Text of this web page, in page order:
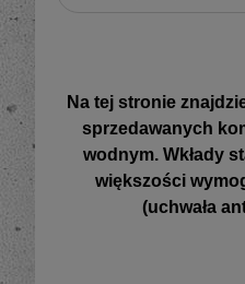
Na tej stronie
sprzedawanych
wodnym. Wkłady
większości
(uchwała